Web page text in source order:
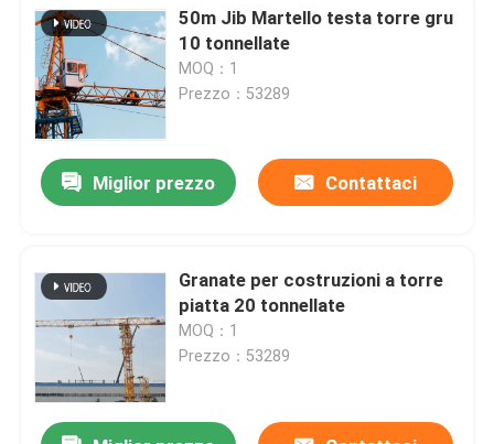
Casa
Prodotti
Video
50m Jib Martello testa torre gru
10 tonnellate
MOQ：1
Prezzo：53289
Miglior prezzo Contattaci
Granate per costruzioni a torre
piatta 20 tonnellate
MOQ：1
Prezzo：53289